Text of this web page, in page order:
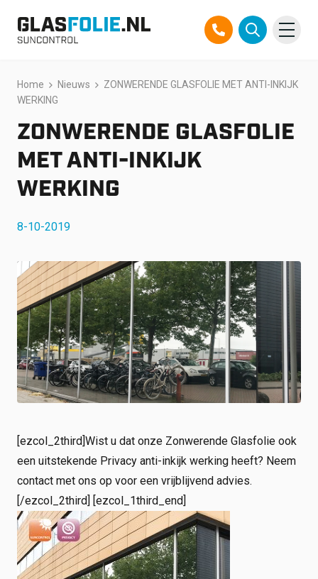
naar
inhoud
Producten
Oplossingen
Projecten
Referenties
Over ons
Over ons
Official Partner TEGO
Werken bij
Nieuws
Contact
FAQ
Shop
Inloggen
Home Nieuws
ZONWERENDE GLASFOLIE MET ANTI-INKIJK
WERKING
ZONWERENDE GLASFOLIE
MET ANTI-INKIJK
WERKING
8-10-2019
[ezcol_2third]Wist u dat onze Zonwerende Glasfolie ook
een uitstekende Privacy anti-inkijk werking heeft? Neem
contact met ons op voor een vrijblijvend advies.
[/ezcol_2third] [ezcol_1third_end]